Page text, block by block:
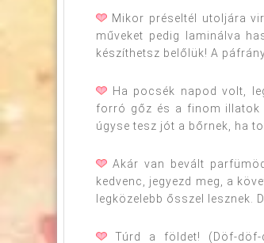
Mikor préseltél utoljára
műveket pedig laminálva
készíthetsz belőlük! A
Ha pocsék napod volt,
forró gőz és a finom illatok
úgyse tesz jót a bőrnek, ha
Akár van bevált
kedvenc, jegyezd meg, a
legközelebb ősszel lesznek.
Túrd a földet! (Döf-